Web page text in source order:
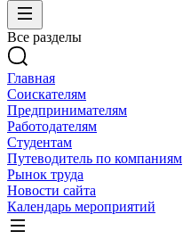
Все разделы
Главная
Соискателям
Предпринимателям
Работодателям
Студентам
Путеводитель по компаниям
Рынок труда
Новости сайта
Календарь мероприятий